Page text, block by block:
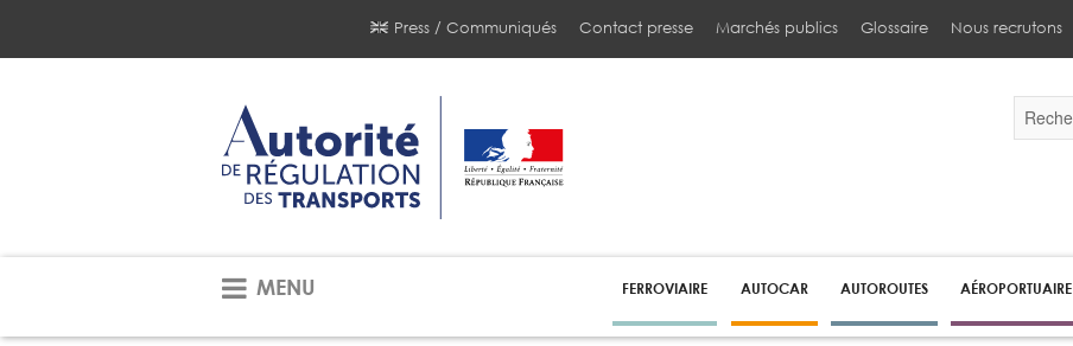
Press / Communiqués Contact presse Marchés publics Glossaire Nous recrutons
par
la
FERROVIAIRE AUTOCAR AUTOROUTES AÉROPORTUAIRE
MENU